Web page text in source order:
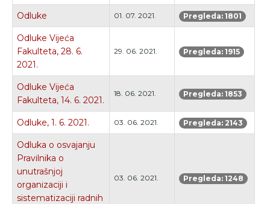
Odluke 01. 07. 2021. Pregleda: 1801
Odluke Vijeća
Fakulteta, 28. 6.
2021.
29. 06. 2021. Pregleda: 1915
Odluke Vijeća
Fakulteta, 14. 6. 2021.
18. 06. 2021. Pregleda: 1853
Odluke, 1. 6. 2021. 03. 06. 2021. Pregleda: 2143
Odluka o osvajanju
Pravilnika o
unutrašnjoj
organizaciji i
sistematizaciji radnih
03. 06. 2021. Pregleda: 1248